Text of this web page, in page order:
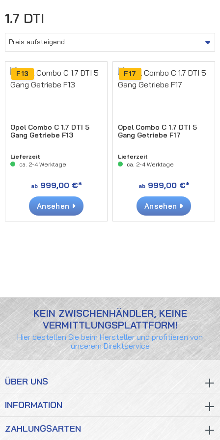
1.7 DTI
F13
Opel Combo C 1.7 DTI 5
Gang Getriebe F13
Lieferzeit
ca. 2-4 Werktage
ab999,00 €*
Ansehen
F17
Opel Combo C 1.7 DTI 5
Gang Getriebe F17
Lieferzeit
ca. 2-4 Werktage
ab999,00 €*
Ansehen
KEIN ZWISCHENHÄNDLER, KEINE
VERMITTLUNGSPLATTFORM!
Hier bestellen Sie beim Hersteller und profitieren von
unserem Direktservice
ÜBER UNS
INFORMATION
ZAHLUNGSARTEN